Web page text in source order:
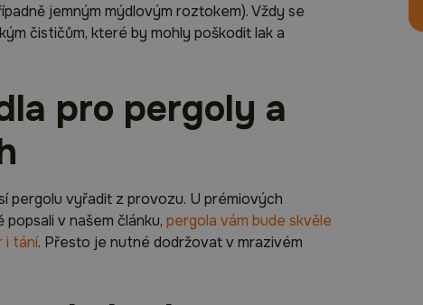
jemným mýdlovým roztokem). Vždy se
čističům, které by mohly poškodit lak a
pro pergoly a
pergolu vyřadit z provozu. U prémiových
v našem článku, pergola vám bude skvěle
i tání. Přesto je nutné dodržovat v mrazivém